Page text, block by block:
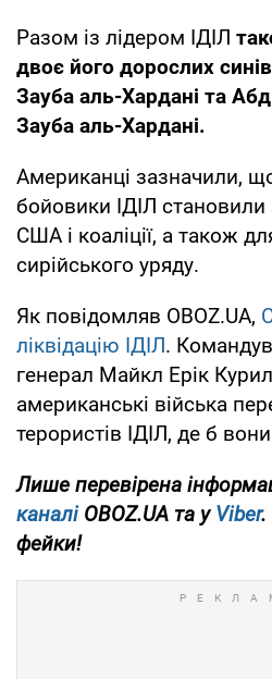
Разом із лідером ІДІЛ
двоє його дорослих
Зауба аль-Хардані та
Зауба аль-Хардані.
Американці зазначили, що
бойовики ІДІЛ становили
США і коаліції, а також
сирійського уряду.
Як повідомляв OBOZ.UA,
ліквідацію ІДІЛ.
генерал Майкл Ерік
американські війська
терористів ІДІЛ, де б
Лише перевірена
каналіOBOZ.UA та уViber.
фейки!